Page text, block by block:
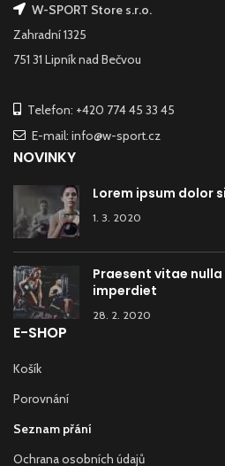
W-SPORT Store s.r.o.
Zahradní 1325
751 31 Lipník nad Bečvou
Telefon: +420 774 45 33 45
E-mail: info@w-sport.cz
NOVINKY
Lorem ipsum dolor
1. 3. 2020
Praesent vitae
imperdiet
28. 2. 2020
E-SHOP
Košík
Porovnání
Seznam přání
Ochrana osobních údajů